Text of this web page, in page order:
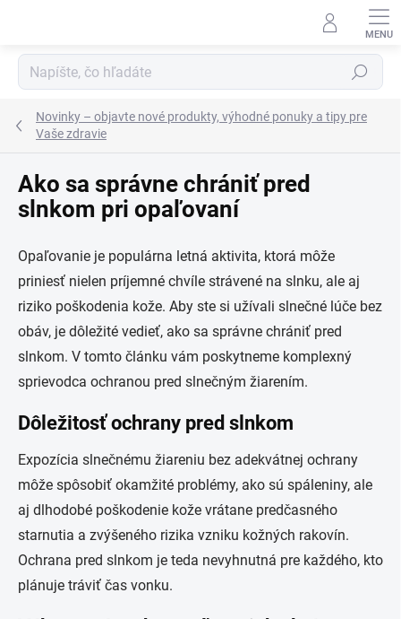
Hľadať
Novinky – objavte nové produkty, výhodné ponuky a tipy pre
Vaše zdravie
Ako sa správne chrániť pred
slnkom pri opaľovaní
Opaľovanie je populárna letná aktivita, ktorá môže
priniesť nielen príjemné chvíle strávené na slnku, ale aj
riziko poškodenia kože. Aby ste si užívali slnečné lúče bez
obáv, je dôležité vedieť, ako sa správne chrániť pred
slnkom. V tomto článku vám poskytneme komplexný
sprievodca ochranou pred slnečným žiarením.
Dôležitosť ochrany pred slnkom
Expozícia slnečnému žiareniu bez adekvátnej ochrany
môže spôsobiť okamžité problémy, ako sú spáleniny, ale
aj dlhodobé poškodenie kože vrátane predčasného
starnutia a zvýšeného rizika vzniku kožných rakovín.
Ochrana pred slnkom je teda nevyhnutná pre každého, kto
plánuje tráviť čas vonku.